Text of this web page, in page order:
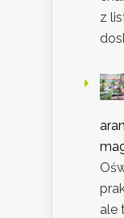
z
ale